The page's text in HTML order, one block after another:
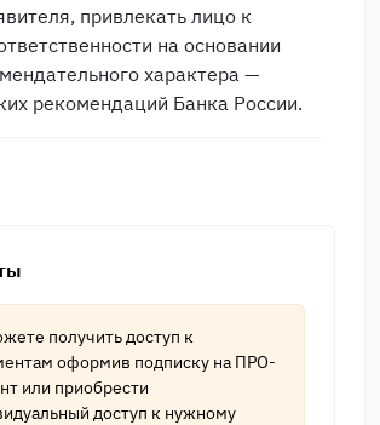
привлекать лицо к
на основании
характера —
рекомендаций Банка России.
получить доступ к
оформив подписку на ПРО-
или приобрести
доступ к нужному